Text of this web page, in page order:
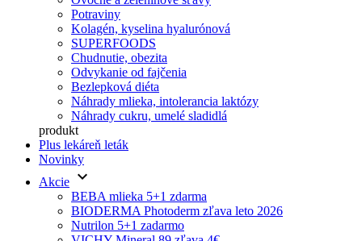
Potraviny
Kolagén, kyselina hyalurónová
SUPERFOODS
Chudnutie, obezita
Odvykanie od fajčenia
Bezlepková diéta
Náhrady mlieka, intolerancia laktózy
Náhrady cukru, umelé sladidlá
produkt
Plus lekáreň leták
Novinky
Akcie keyboard_arrow_down
BEBA mlieka 5+1 zdarma
BIODERMA Photoderm zľava leto 2026
Nutrilon 5+1 zadarmo